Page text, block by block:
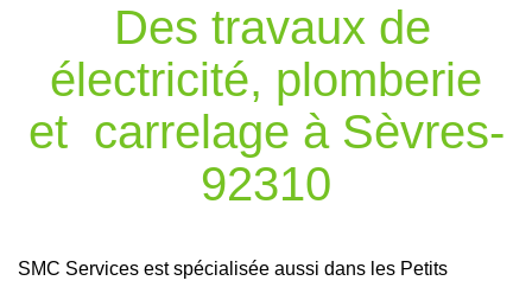
Des travaux de
électricité, plomberie
et carrelage à Sèvres-
92310
SMC Services est spécialisée aussi dans les Petits